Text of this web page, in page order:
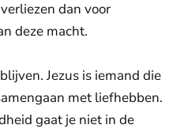
dan voor
deze macht.
Jezus is iemand die
met liefhebben.
gaat je niet in de